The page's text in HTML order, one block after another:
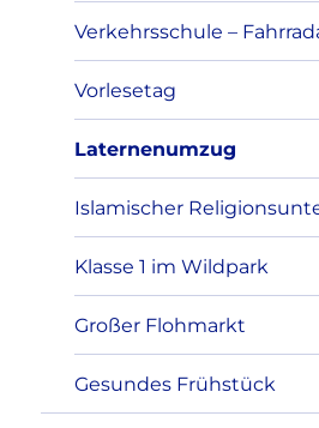
Verkehrsschule –
Vorlesetag
Laternenumzug
Islamischer
Klasse 1 im Wildpark
Großer Flohmarkt
Gesundes Frühstück